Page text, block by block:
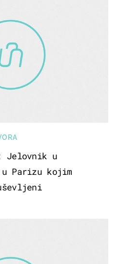
Jelovnik u
Parizu kojim